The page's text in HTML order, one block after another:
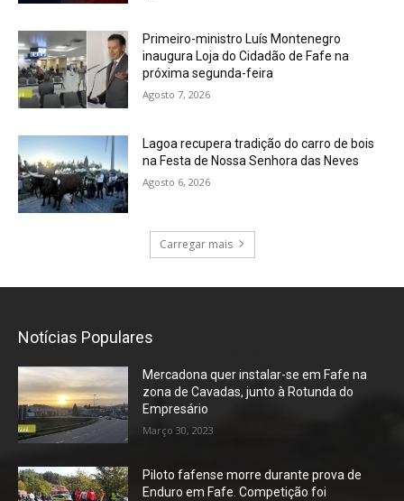
Primeiro-ministro Luís Montenegro
inaugura Loja do Cidadão de Fafe na
próxima segunda-feira
Agosto 7, 2026
Lagoa recupera tradição do carro de bois
na Festa de Nossa Senhora das Neves
Agosto 6, 2026
Carregar mais
Notícias Populares
Mercadona quer instalar-se em Fafe na
zona de Cavadas, junto à Rotunda do
Empresário
Março 30, 2023
Piloto fafense morre durante prova de
Enduro em Fafe. Competição foi